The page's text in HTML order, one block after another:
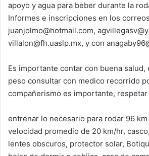
apoyo y agua para beber durante la
Informes e inscripciones en los
juanjolmo@hotmail.com,
villalon@fh.uaslp.mx, y con
Es importante contar con buena salud,
peso consultar con medico recorrido
compañerismo es importante, respetar
entrenar lo necesario para rodar 96
velocidad promedio de 20 km/hr,
lentes obscuros, protector solar,